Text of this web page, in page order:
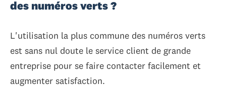
des numéros verts ?
L'utilisation la plus commune des numéros verts
est sans nul doute le service client de grande
entreprise pour se faire contacter facilement et
augmenter satisfaction.